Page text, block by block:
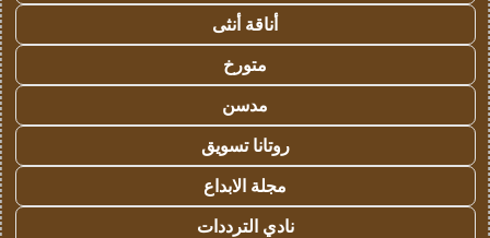
أناقة أنثى
متورخ
مدسن
روتانا تسويق
مجلة الابداع
نادي الترددات